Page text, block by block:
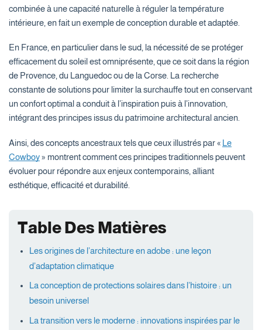
combinée à une capacité naturelle à réguler la température
intérieure, en fait un exemple de conception durable et adaptée.
En France, en particulier dans le sud, la nécessité de se protéger
efficacement du soleil est omniprésente, que ce soit dans la région
de Provence, du Languedoc ou de la Corse. La recherche
constante de solutions pour limiter la surchauffe tout en conservant
un confort optimal a conduit à l’inspiration puis à l’innovation,
intégrant des principes issus du patrimoine architectural ancien.
Ainsi, des concepts ancestraux tels que ceux illustrés par « Le
Cowboy» montrent comment ces principes traditionnels peuvent
évoluer pour répondre aux enjeux contemporains, alliant
esthétique, efficacité et durabilité.
Table Des Matières
Les origines de l’architecture en adobe : une leçon
d’adaptation climatique
La conception de protections solaires dans l’histoire : un
besoin universel
La transition vers le moderne : innovations inspirées par le